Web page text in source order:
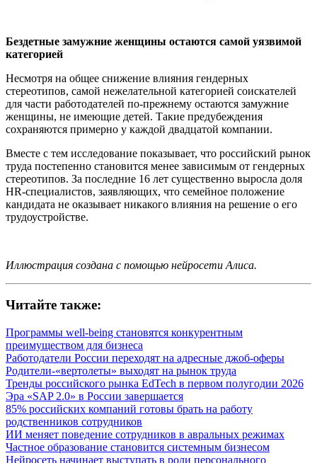
Бездетные замужние женщины остаются самой уязвимой
категорией
Несмотря на общее снижение влияния гендерных
стереотипов, самой нежелательной категорией соискателей
для части работодателей по-прежнему остаются замужние
женщины, не имеющие детей. Такие предубеждения
сохраняются примерно у каждой двадцатой компании.
Вместе с тем исследование показывает, что российский рынок
труда постепенно становится менее зависимым от гендерных
стереотипов. За последние 16 лет существенно выросла доля
HR-специалистов, заявляющих, что семейное положение
кандидата не оказывает никакого влияния на решение о его
трудоустройстве.
Иллюстрация создана с помощью нейросети Алиса.
Читайте также:
Программы well-being становятся конкурентным
преимуществом для бизнеса
Работодатели России переходят на адресные джоб-оферы
Родители-«вертолеты» выходят на рынок труда
Тренды российского рынка EdTech в первом полугодии 2026
Эра «SAP 2.0» в России завершается
85% российских компаний готовы брать на работу
родственников сотрудников
ИИ меняет поведение сотрудников в авральных режимах
Частное образование становится системным бизнесом
Нейросеть начинает выступать в роли персонального